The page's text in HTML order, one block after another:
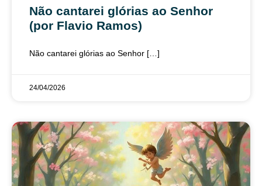
Não cantarei glórias ao Senhor
(por Flavio Ramos)
Não cantarei glórias ao Senhor […]
24/04/2026